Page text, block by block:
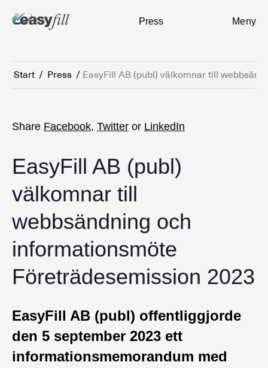
Press Meny
Start / Press / EasyFill AB (publ) välkomnar till
Share Facebook, Twitter or LinkedIn
EasyFill AB (publ)
välkomnar till
webbsändning och
informationsmöte
Företrädesemission 2023
EasyFill AB (publ) offentliggjorde
den 5 september 2023 ett
informationsmemorandum med